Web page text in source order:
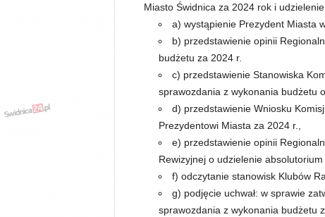
Miasto Świdnica za 2024 rok i
a) wystąpienie Prezydent Miasta
b) przedstawienie opinii
budżetu za 2024 r.
c) przedstawienie Stanowiska
sprawozdania z wykonania budżetu
d) przedstawienie Wniosku
Prezydentowi Miasta za 2024 r.,
e) przedstawienie opinii
Rewizyjnej o udzielenie
f) odczytanie stanowisk Klubów
g) podjęcie uchwał: w sprawie
sprawozdania z wykonania budżetu